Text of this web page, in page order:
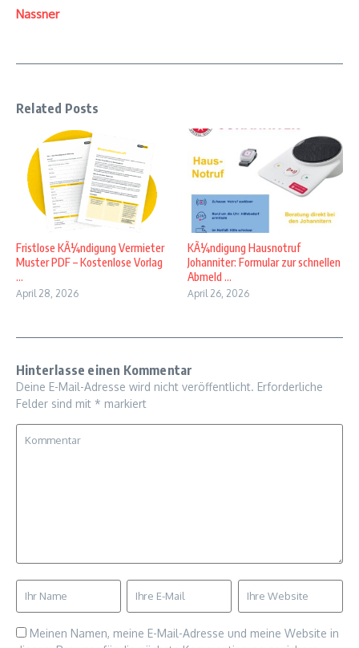
Nassner
Related Posts
Fristlose KÃ¼ndigung Vermieter
Muster PDF – Kostenlose Vorlag
...
April 28, 2026
KÃ¼ndigung Hausnotruf
Johanniter: Formular zur schnellen
Abmeld ...
April 26, 2026
Hinterlasse einen Kommentar
Deine E-Mail-Adresse wird nicht veröffentlicht. Erforderliche
Felder sind mit * markiert
Meinen Namen, meine E-Mail-Adresse und meine Website in